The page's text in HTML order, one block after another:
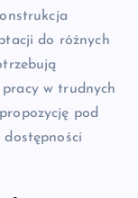
do różnych
w trudnych
pod
dostępności